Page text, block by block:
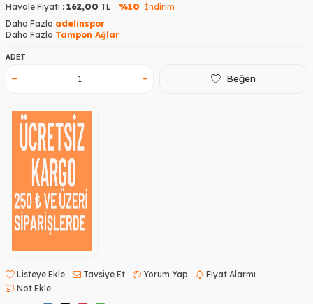
Havale Fiyatı : 162,00 TL %10 İndirim
Daha Fazla adelinspor
Daha Fazla Tampon Ağlar
ADET
Beğen
Listeye Ekle Tavsiye Et Yorum Yap
Fiyat Alarmı
Not Ekle